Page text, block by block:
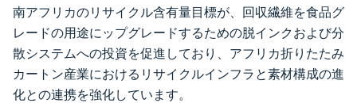
南アフリカのリサイクル含有量目標が、回収繊維を食品グ
レードの用途にップグレードするための脱インクおよび分
散システムへの投資を促進しており、アフリカ折りたたみ
カートン産業におけるリサイクルインフラと素材構成の進
化との連携を強化しています。